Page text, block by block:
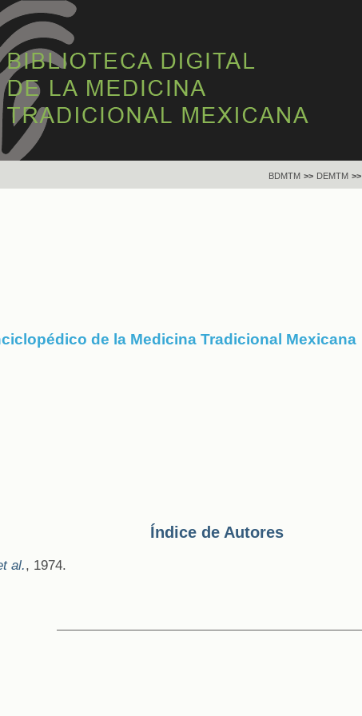
BDMTM >> DEMTM >>
de la Medicina Tradicional Mexicana
Índice de Autores
al., 1974.